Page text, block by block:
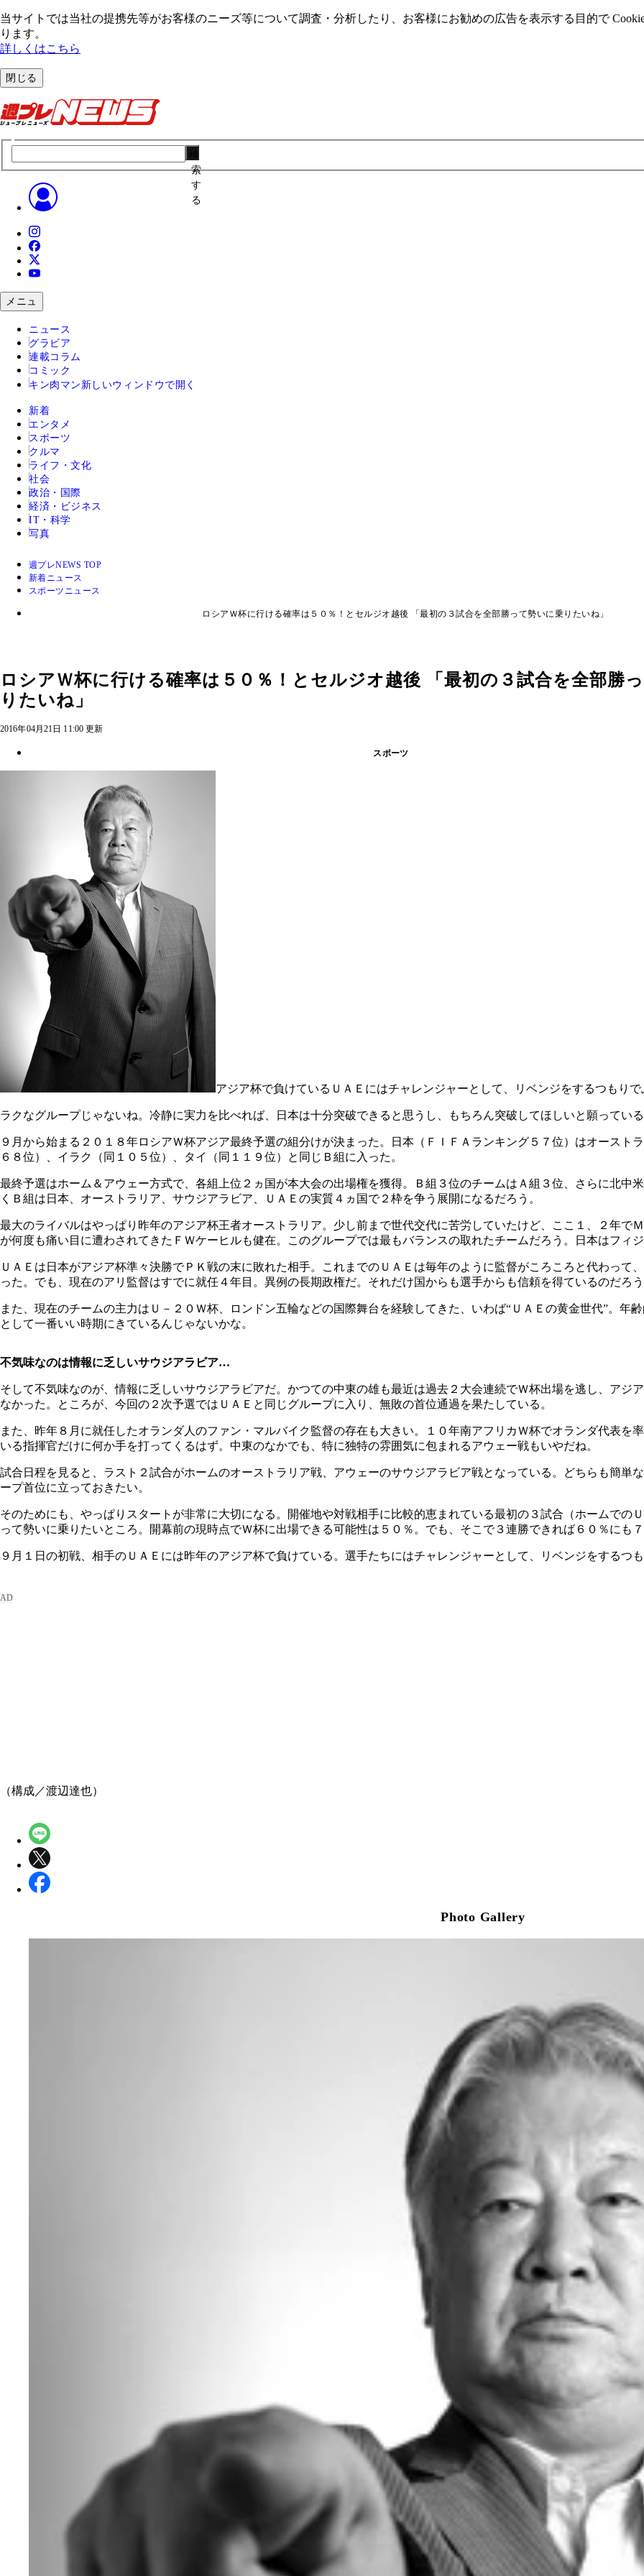
当サイトでは当社の提携先等がお客様のニーズ等について調査・分析したり、お客様にお勧めの広告を表⽰する⽬的で
ります。
詳しくはこちら
閉じる
索
す
る
メニュ
ニュース
グラビア
連載コラム
コミック
キン肉マン 新しいウィンドウで開く
新着
エンタメ
スポーツ
クルマ
ライフ・文化
社会
政治・国際
経済・ビジネス
IT・科学
写真
週プレNEWS TOP
新着ニュース
スポーツニュース
ロシアＷ杯に行ける確率は５０％！とセルジオ越後 「最初の３試合を全部勝って勢いに乗りたいね」
ロシアＷ杯に行ける確率は５０％！とセルジオ越後 「最初の３試合を全部勝
りたいね」
2016年04月21日 11:00 更新
スポーツ
アジア杯で負けているＵＡＥにはチャレンジャーとして、リベンジをするつもり
ラクなグループじゃないね。冷静に実力を比べれば、日本は十分突破できると思うし、もちろん突破してほしいと願ってい
９月から始まる２０１８年ロシアＷ杯アジア最終予選の組分けが決まった。日本（ＦＩＦＡランキング５７位）はオースト
６８位）、イラク（同１０５位）、タイ（同１１９位）と同じＢ組に入った。
最終予選はホーム＆アウェー方式で、各組上位２ヵ国が本大会の出場権を獲得。Ｂ組３位のチームはＡ組３位、さらに北中
くＢ組は日本、オーストラリア、サウジアラビア、ＵＡＥの実質４ヵ国で２枠を争う展開になるだろう。
最大のライバルはやっぱり昨年のアジア杯王者オーストラリア。少し前まで世代交代に苦労していたけど、ここ１、２年で
が何度も痛い目に遭わされてきたＦＷケーヒルも健在。このグループでは最もバランスの取れたチームだろう。日本はフィ
ＵＡＥは日本がアジア杯準々決勝でＰＫ戦の末に敗れた相手。これまでのＵＡＥは毎年のように監督がころころと代わって
った。でも、現在のアリ監督はすでに就任４年目。異例の長期政権だ。それだけ国からも選手からも信頼を得ているのだろう
また、現在のチームの主力はＵ－２０Ｗ杯、ロンドン五輪などの国際舞台を経験してきた、いわば“ＵＡＥの黄金世代”。年
として一番いい時期にきているんじゃないかな。
不気味なのは情報に乏しいサウジアラビア…
そして不気味なのが、情報に乏しいサウジアラビアだ。かつての中東の雄も最近は過去２大会連続でＷ杯出場を逃し、アジ
なかった。ところが、今回の２次予選ではＵＡＥと同じグループに入り、無敗の首位通過を果たしている。
また、昨年８月に就任したオランダ人のファン・マルバイク監督の存在も大きい。１０年南アフリカＷ杯でオランダ代表を
いる指揮官だけに何か手を打ってくるはず。中東のなかでも、特に独特の雰囲気に包まれるアウェー戦もいやだね。
試合日程を見ると、ラスト２試合がホームのオーストラリア戦、アウェーのサウジアラビア戦となっている。どちらも簡単
ープ首位に立っておきたい。
そのためにも、やっぱりスタートが非常に大切になる。開催地や対戦相手に比較的恵まれている最初の３試合（ホームでの
って勢いに乗りたいところ。開幕前の現時点でＷ杯に出場できる可能性は５０％。でも、そこで３連勝できれば６０％にも７
９月１日の初戦、相手のＵＡＥには昨年のアジア杯で負けている。選手たちにはチャレンジャーとして、リベンジをするつ
（構成／渡辺達也）
Photo Gallery